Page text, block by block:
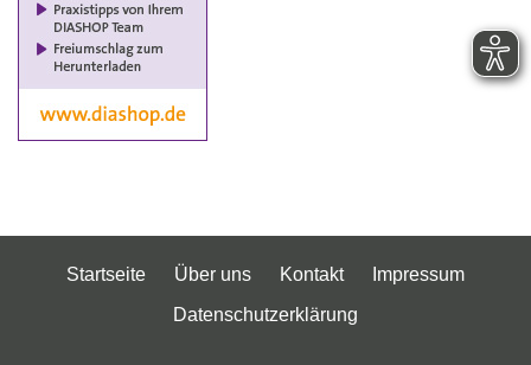
Startseite Über uns Kontakt
Impressum
Datenschutzerklärung